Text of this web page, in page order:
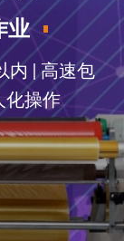
公司
内 | 高速包
化操作